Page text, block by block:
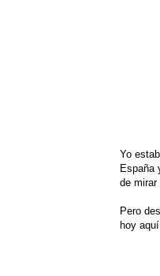
Yo
España
de
Pero
hoy